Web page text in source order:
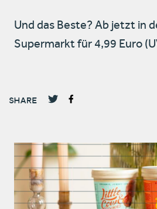
Und das Beste? Ab jetzt in
Supermarkt für 4,99 Euro
SHARE